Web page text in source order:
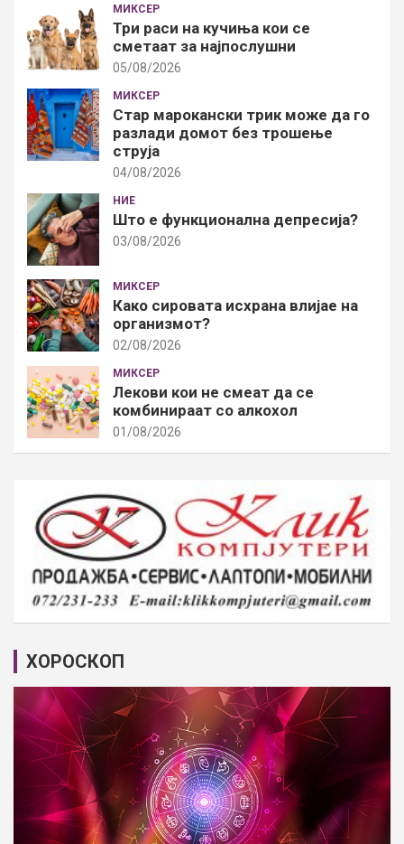
МИКСЕР
Три раси на кучиња кои се
сметаат за најпослушни
05/08/2026
МИКСЕР
Стар марокански трик може да го
разлади домот без трошење
струја
04/08/2026
НИЕ
Што е функционална депресија?
03/08/2026
МИКСЕР
Како сировата исхрана влијае на
организмот?
02/08/2026
МИКСЕР
Лекови кои не смеат да се
комбинираат со алкохол
01/08/2026
ХОРОСКОП